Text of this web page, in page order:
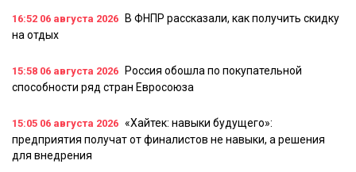
16:52 06 августа 2026
В ФНПР рассказали, как получить скидку
на отдых
15:58 06 августа 2026
Россия обошла по покупательной
способности ряд стран Евросоюза
15:05 06 августа 2026 «Хайтек: навыки будущего»:
предприятия получат от финалистов не навыки, а решения
для внедрения